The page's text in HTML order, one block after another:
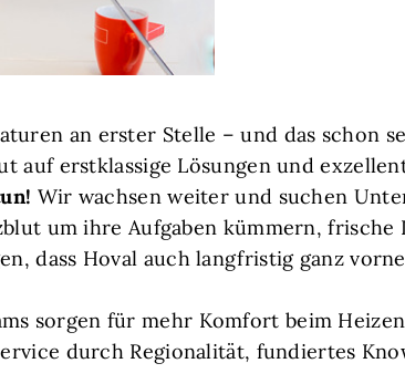
an erster Stelle – und das schon
auf erstklassige Lösungen und
Wir wachsen weiter und suchen
um ihre Aufgaben kümmern,
dass Hoval auch langfristig ganz
sorgen für mehr Komfort beim
durch Regionalität, fundiertes